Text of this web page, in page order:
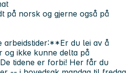
på norsk og gjerne også på
du lei av å
og ikke kunne delta på
tidene er forbi! Her får du